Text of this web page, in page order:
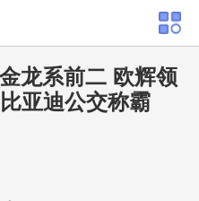
龙系前二 欧辉领
亚迪公交称霸